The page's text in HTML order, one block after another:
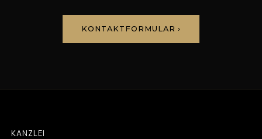
KONTAKTFORMULAR ›
KANZLEI